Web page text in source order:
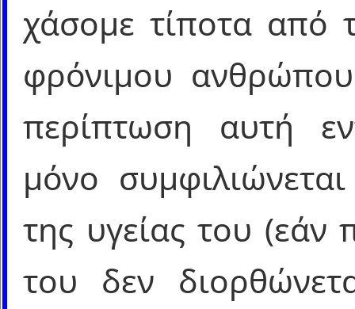
χάσομε τίποτα από
φρόνιμου
περίπτωση αυτή
μόνο
της υγείας του (εάν
του δεν